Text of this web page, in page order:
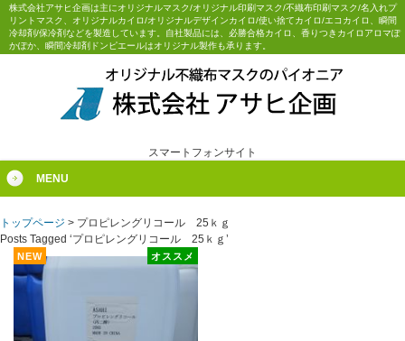
株式会社アサヒ企画は主にオリジナルマスク/オリジナル印刷マスク/不織布印刷マスク/名入れプ
リントマスク、オリジナルカイロ/オリジナルデザインカイロ/使い捨てカイロ/エコカイロ、瞬間
冷却剤/保冷剤などを製造しています。自社製品には、必勝合格カイロ、香りつきカイロアロマぽ
かぽか、瞬間冷却剤ドンピエールはオリジナル製作も承ります。
スマートフォンサイト
MENU
トップページ > プロピレングリコール 25ｋｇ
Posts Tagged ‘プロピレングリコール 25ｋｇ’
NEW オススメ